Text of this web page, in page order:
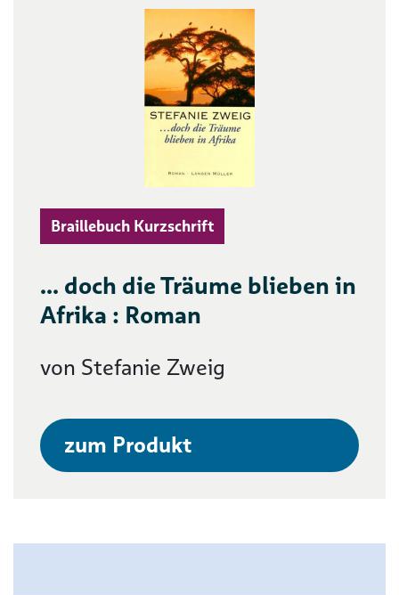
Braillebuch Kurzschrift
... doch die Träume blieben in
Afrika : Roman
von Stefanie Zweig
zum Produkt